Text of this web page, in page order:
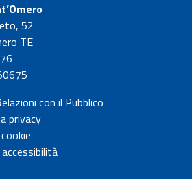
52
TE
con il Pubblico
privacy